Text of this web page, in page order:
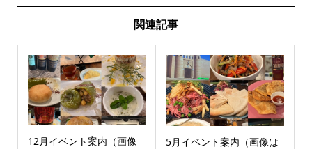
関連記事
12月イベント案内（画像
5月イベント案内（画像は